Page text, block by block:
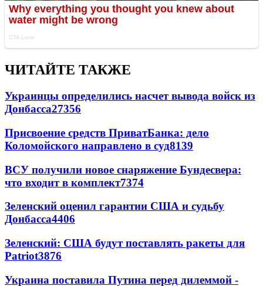
ЧИТАЙТЕ ТАКЖЕ
Украинцы определились насчет вывода войск из
Донбасса27356
Присвоение средств ПриватБанка: дело
Коломойского направлено в суд8139
ВСУ получили новое снаряжение Бундесвера:
что входит в комплект7374
Зеленский оценил гарантии США и судьбу
Донбасса4406
Зеленский: США будут поставлять ракеты для
Patriot3876
Украина поставила Путина перед дилеммой -